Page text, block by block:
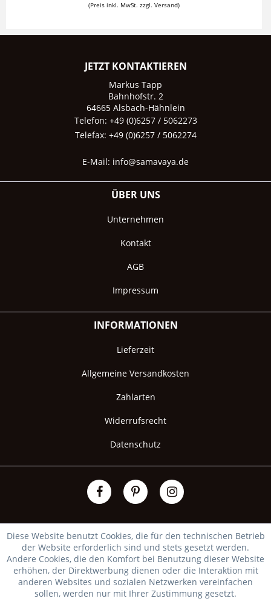
(Preis inkl. MwSt. zzgl. Versand)
JETZT KONTAKTIEREN
Markus Tapp
Bahnhofstr. 2
64665 Alsbach-Hähnlein
Telefon: +49 (0)6257 / 5062273
Telefax: +49 (0)6257 / 5062274
E-Mail: info@samavaya.de
ÜBER UNS
Unternehmen
Kontakt
AGB
Impressum
INFORMATIONEN
Lieferzeit
Allgemeine Versandkosten
Zahlarten
Widerrufsrecht
Datenschutz
Diese Website benutzt Cookies, die für den technischen Betrieb
der Website erforderlich sind und stets gesetzt werden.
Andere Cookies, die den Komfort bei Benutzung dieser Website
erhöhen, der Direktwerbung dienen oder die Interaktion mit
anderen Websites und sozialen Netzwerken vereinfachen
sollen, werden nur mit Ihrer Zustimmung gesetzt.